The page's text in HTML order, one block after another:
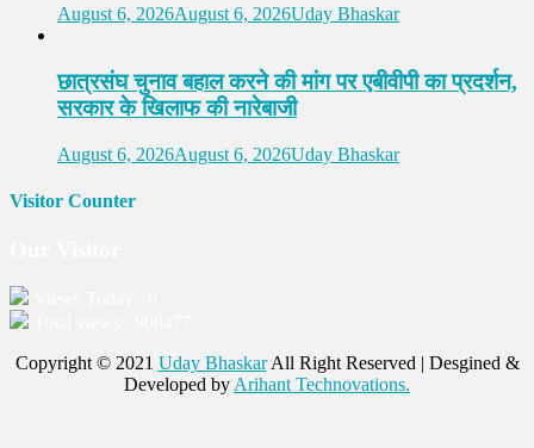
August 6, 2026August 6, 2026Uday Bhaskar
छात्रसंघ चुनाव बहाल करने की मांग पर एबीवीपी का प्रदर्शन,
सरकार के खिलाफ की नारेबाजी
August 6, 2026August 6, 2026Uday Bhaskar
Visitor Counter
Copyright © 2021 Uday BhaskarAll Right Reserved | Desgined &
Developed by Arihant Technovations.